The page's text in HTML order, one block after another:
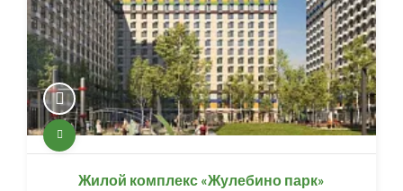
Жилой комплекс «Жулебино парк»